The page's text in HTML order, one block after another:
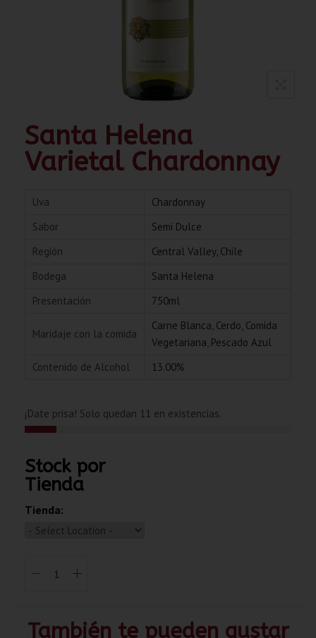
Santa Helena
Varietal Chardonnay
Uva
Chardonnay
Sabor
Semi Dulce
Región
Central Valley, Chile
Bodega
Santa Helena
Presentación
750ml
Maridaje con la comida
Carne Blanca, Cerdo, Comida
Vegetariana, Pescado Azul
Contenido de Alcohol
13.00%
¡Date prisa! Solo quedan 11 en existencias.
Stock por
Tienda
Tienda:
También te pueden gustar